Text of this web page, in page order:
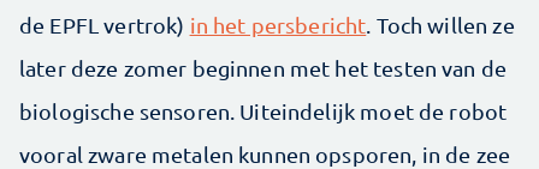
de EPFL vertrok) in het persbericht. Toch willen ze
later deze zomer beginnen met het testen van de
biologische sensoren. Uiteindelijk moet de robot
vooral zware metalen kunnen opsporen, in de zee